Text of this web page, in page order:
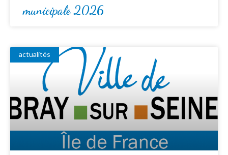
municipale 2026
actualités